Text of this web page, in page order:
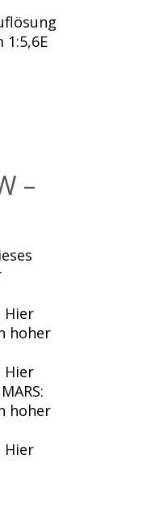
–
Hier
hoher
Hier
hoher
Hier